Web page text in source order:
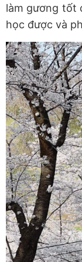
làm gương tốt
học được và